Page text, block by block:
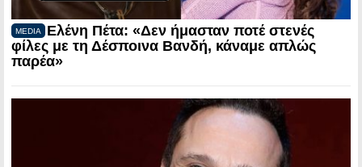
MEDIA
Ελένη Πέτα: «Δεν ήμασταν ποτέ στενές
φίλες με τη Δέσποινα Βανδή, κάναμε απλώς
παρέα»